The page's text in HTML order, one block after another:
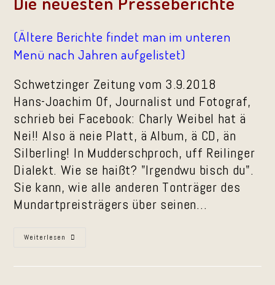
(Ältere Berichte findet man im unteren
Menü nach Jahren aufgelistet)
Schwetzinger Zeitung vom 3.9.2018
Hans-Joachim Of, Journalist und Fotograf,
schrieb bei Facebook: Charly Weibel hat ä
Nei!! Also ä neie Platt, ä Album, ä CD, än
Silberling! In Mudderschproch, uff Reilinger
Dialekt. Wie se haißt? "Irgendwu bisch du".
Sie kann, wie alle anderen Tonträger des
Mundartpreisträgers über seinen…
Weiterlesen Vorstellung
„Irgendwu